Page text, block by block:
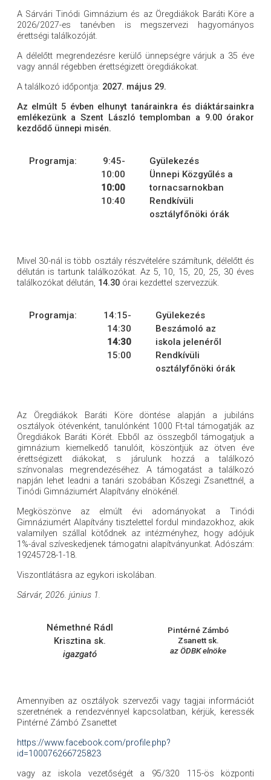
A Sárvári Tinódi Gimnázium és az Öregdiákok Baráti Köre a
2026/2027-es tanévben is megszervezi hagyományos
érettségi találkozóját.
A délelőtt megrendezésre kerülő ünnepségre várjuk a 35 éve
vagy annál régebben érettségizett öregdiákokat.
A találkozó időpontja: 2027. május 29.
Az elmúlt 5 évben elhunyt tanárainkra és diáktársainkra
emlékezünk a Szent László templomban a 9.00 órakor
kezdődő ünnepi misén.
Programja:
9:45-
10:00
10:00
10:40
Gyülekezés
Ünnepi Közgyűlés a
torna­csarnokban
Rendkívüli
osztályfőnöki órák
Mivel 30-nál is több osztály részvételére számítunk, délelőtt és
délután is tartunk találkozókat. Az 5, 10, 15, 20, 25, 30 éves
találkozókat délután, 14.30órai kezdettel szervezzük.
Programja:
14:15-
14:30
14:30
15:00
Gyülekezés
Beszámoló az
iskola jelenéről
Rendkívüli
osztályfőnöki órák
Az Öregdiákok Baráti Köre döntése alapján a jubiláns
osztályok ötévenként, tanulónként 1000 Ft-tal támogatják az
Öregdiákok Baráti Körét. Ebből az összegből támogatjuk a
gimnázium kiemelkedő tanulóit, köszöntjük az ötven éve
érettségizett diákokat, s járulunk hozzá a találkozó
színvonalas megrendezéséhez. A támogatást a találkozó
napján lehet leadni a tanári szobában Kőszegi Zsanettnél, a
Tinódi Gimnáziumért Alapítvány elnökénél.
Megköszönve az elmúlt évi adományokat a Tinódi
Gimnáziumért Alapítvány tisztelettel fordul mindazokhoz, akik
valamilyen szállal kötődnek az intézményhez, hogy adójuk
1%-ával szíveskedjenek támogatni alapítványunkat. Adószám:
19245728-1-18.
Viszontlátásra az egykori iskolában.
Sárvár, 2026. június 1.
Némethné Rádl
Krisztina sk.
igazgató
Pintérné Zámbó
Zsanett sk.
az ÖDBK elnöke
Amennyiben az osztályok szervezői vagy tagjai információt
szeretnének a rendezvénnyel kapcsolatban, kérjük, keressék
Pintérné Zámbó Zsanettet
https://www.facebook.com/profile.php?
id=100076266725823
vagy az iskola vezetőségét a 95/320 115-ös központi